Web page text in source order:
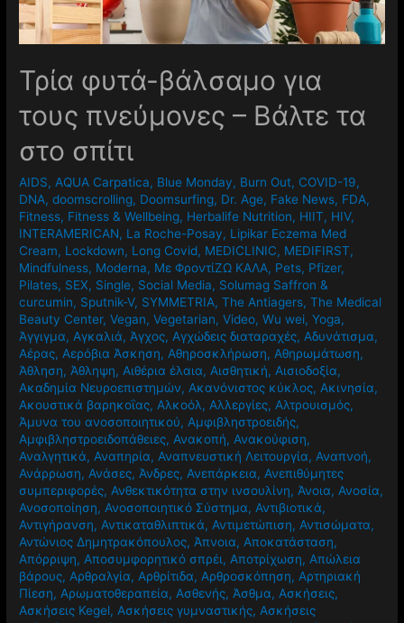
Τρία φυτά-βάλσαμο για
τους πνεύμονες – Βάλτε τα
στο σπίτι
AIDS, AQUA Carpatica, Blue Monday, Burn Out, COVID-19,
DNA,doomscrolling, Doomsurfing, Dr. Age, Fake News, FDA,
Fitness, Fitness & Wellbeing, Herbalife Nutrition, HIIT, HIV,
INTERAMERICAN, La Roche-Posay, Lipikar Eczema Med
Cream, Lockdown, Long Covid, MEDICLINIC, MEDIFIRST,
Mindfulness, Moderna, Mε ΦροντίΖΩ ΚΑΛΑ, Pets, Pfizer,
Pilates, SEX, Single, Social Media, Solumag Saffron &
curcumin, Sputnik-V, SYMMETRIA,The Antiagers,The Medical
Beauty Center,Vegan,Vegetarian,Video,Wu wei,Yoga,
Άγγιγμα, Αγκαλιά, Άγχος, Αγχώδεις διαταραχές, Αδυνάτισμα,
Αέρας, Αερόβια Άσκηση, Αθηροσκλήρωση, Αθηρωμάτωση,
Άθληση, Άθληψη, Αιθέρια έλαια, Αισθητική, Αισιοδοξία,
Ακαδημία Νευροεπιστημών, Ακανόνιστος κύκλος, Ακινησία,
Ακουστικά βαρηκοΐας, Αλκοόλ, Αλλεργίες, Αλτρουισμός,
Άμυνα του ανοσοποιητικού, Αμφιβληστροειδής,
Αμφιβληστροειδοπάθειες, Ανακοπή, Ανακούφιση,
Αναλγητικά, Αναπηρία, Αναπνευστική Λειτουργία, Αναπνοή,
Ανάρρωση, Ανάσες, Άνδρες, Ανεπάρκεια, Ανεπιθύμητες
συμπεριφορές, Ανθεκτικότητα στην ινσουλίνη, Άνοια, Ανοσία,
Ανοσοποίηση, Ανοσοποιητικό Σύστημα, Αντιβιοτικά,
Αντιγήρανση, Αντικαταθλιπτικά, Αντιμετώπιση, Αντισώματα,
Αντώνιος Δημητρακόπουλος, Άπνοια, Αποκατάσταση,
Απόρριψη, Αποσυμφορητικό σπρέι, Αποτρίχωση, Απώλεια
βάρους, Αρθραλγία, Αρθρίτιδα, Αρθροσκόπηση, Αρτηριακή
Πίεση, Αρωματοθεραπεία, Ασθενής, Άσθμα, Ασκήσεις,
Ασκήσεις Kegel, Ασκήσεις γυμναστικής, Ασκήσεις